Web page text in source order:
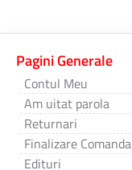
Pagini Generale
Contul Meu
Am uitat parola
Returnari
Finalizare Comanda
Edituri